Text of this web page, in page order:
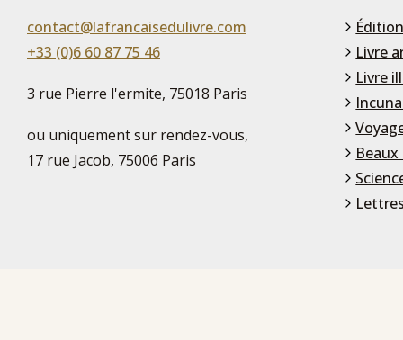
contact@lafrancaisedulivre.com
+33 (0)6 60 87 75 46
3 rue Pierre l'ermite, 75018 Paris
ou uniquement sur rendez-vous,
17 rue Jacob, 75006 Paris
Livre
Livre